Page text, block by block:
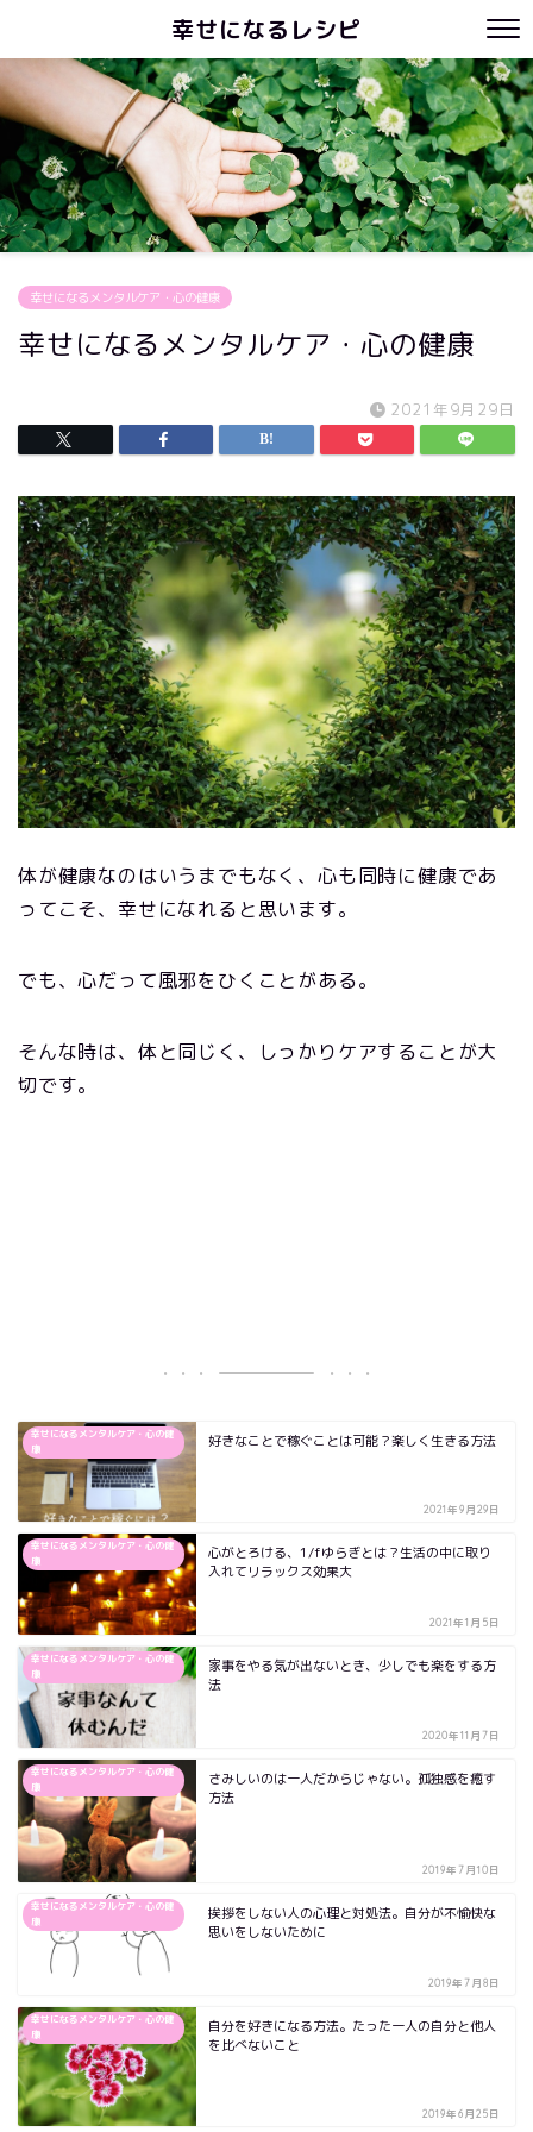
幸せになるレシピ
幸せになるメンタルケア・心の健康
幸せになるメンタルケア・心の健康
2021年9月29日
体が健康なのはいうまでもなく、心も同時に健康であ
ってこそ、幸せになれると思います。
でも、心だって風邪をひくことがある。
そんな時は、体と同じく、しっかりケアすることが大
切です。
幸せになるメンタルケア・心の健
康
好きなことで稼ぐことは可能？楽しく生きる方法
2021年9月29日
幸せになるメンタルケア・心の健
康
心がとろける、1/fゆらぎとは？生活の中に取り
入れてリラックス効果大
2021年1月5日
幸せになるメンタルケア・心の健
康
家事をやる気が出ないとき、少しでも楽をする方
法
2020年11月7日
幸せになるメンタルケア・心の健
康
さみしいのは一人だからじゃない。孤独感を癒す
方法
2019年7月10日
幸せになるメンタルケア・心の健
康
挨拶をしない人の心理と対処法。自分が不愉快な
思いをしないために
2019年7月8日
幸せになるメンタルケア・心の健
康
自分を好きになる方法。たった一人の自分と他人
を比べないこと
2019年6月25日